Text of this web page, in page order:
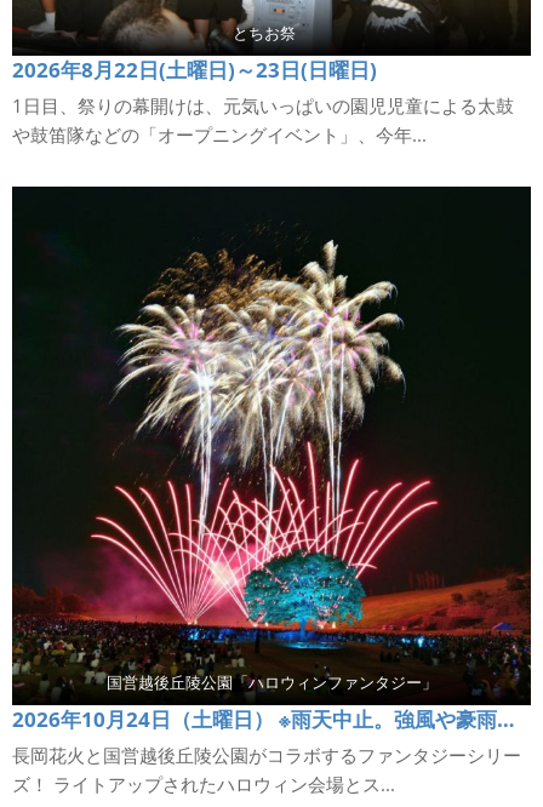
とちお祭
2026年8月22日(土曜日)～23日(日曜日)
1日目、祭りの幕開けは、元気いっぱいの園児児童による太鼓
や鼓笛隊などの「オープニングイベント」、今年...
国営越後丘陵公園「ハロウィンファンタジー」
2026年10月24日（土曜日） ※雨天中止。強風や豪雨の場合は10月25日（日）に延期または中止します。
長岡花火と国営越後丘陵公園がコラボするファンタジーシリー
ズ！ ライトアップされたハロウィン会場とス...